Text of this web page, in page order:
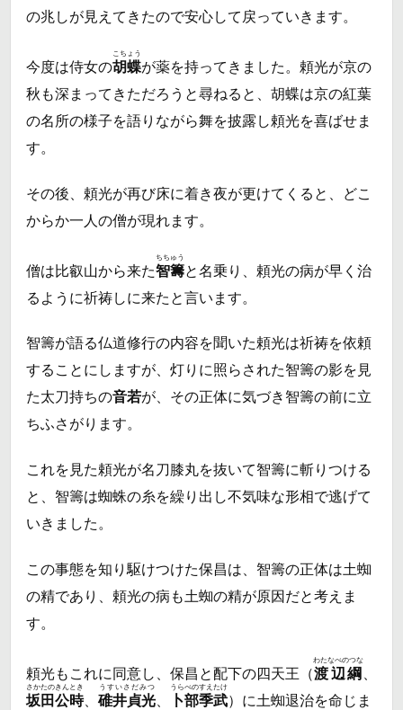
の兆しが見えてきたので安心して戻っていきます。
今度は侍女の胡蝶
こちょう
が薬を持ってきました。頼光が京の
秋も深まってきただろうと尋ねると、胡蝶は京の紅葉
の名所の様子を語りながら舞を披露し頼光を喜ばせま
す。
その後、頼光が再び床に着き夜が更けてくると、どこ
からか一人の僧が現れます。
僧は比叡山から来た智籌
ちちゅう
と名乗り、頼光の病が早く治
るように祈祷しに来たと言います。
智籌が語る仏道修行の内容を聞いた頼光は祈祷を依頼
することにしますが、灯りに照らされた智籌の影を見
た太刀持ちの音若が、その正体に気づき智籌の前に立
ちふさがります。
これを見た頼光が名刀膝丸を抜いて智籌に斬りつける
と、智籌は蜘蛛の糸を繰り出し不気味な形相で逃げて
いきました。
この事態を知り駆けつけた保昌は、智籌の正体は土蜘
の精であり、頼光の病も土蜘の精が原因だと考えま
す。
頼光もこれに同意し、保昌と配下の四天王（渡辺綱
わたなべのつな
坂田公時
さかたのきんとき
、 碓井貞光
うすいさだみつ
卜部季武
うらべのすえたけ
）に土蜘退治を命じま